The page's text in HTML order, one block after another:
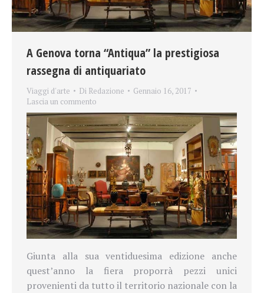
A Genova torna “Antiqua” la prestigiosa
rassegna di antiquariato
Viaggi d'arte Di Redazione
Gennaio 16, 2017
Lascia un commento
Giunta alla sua ventiduesima edizione anche
quest’anno la fiera proporrà pezzi unici
provenienti da tutto il territorio nazionale con la